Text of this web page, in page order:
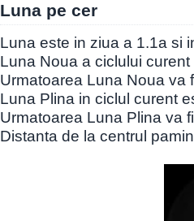
Luna pe cer
Luna este in ziua a 1.1a si
Luna Noua a ciclului
Urmatoarea Luna Noua va
Luna Plina in ciclul curent
Urmatoarea Luna Plina va
Distanta de la centrul